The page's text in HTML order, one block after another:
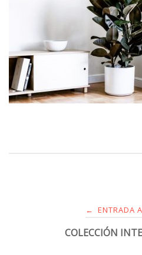
← ENTRADA
COLECCIÓN